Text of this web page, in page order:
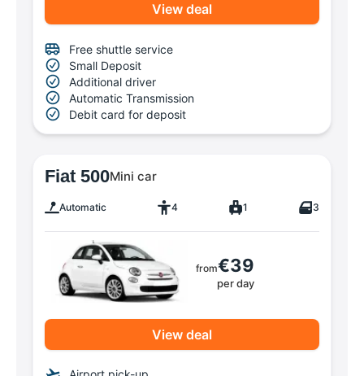
View deal
Free shuttle service
Small Deposit
Additional driver
Automatic Transmission
Debit card for deposit
Fiat 500Mini car
Automatic 4 1 3
from€39
per day
View deal